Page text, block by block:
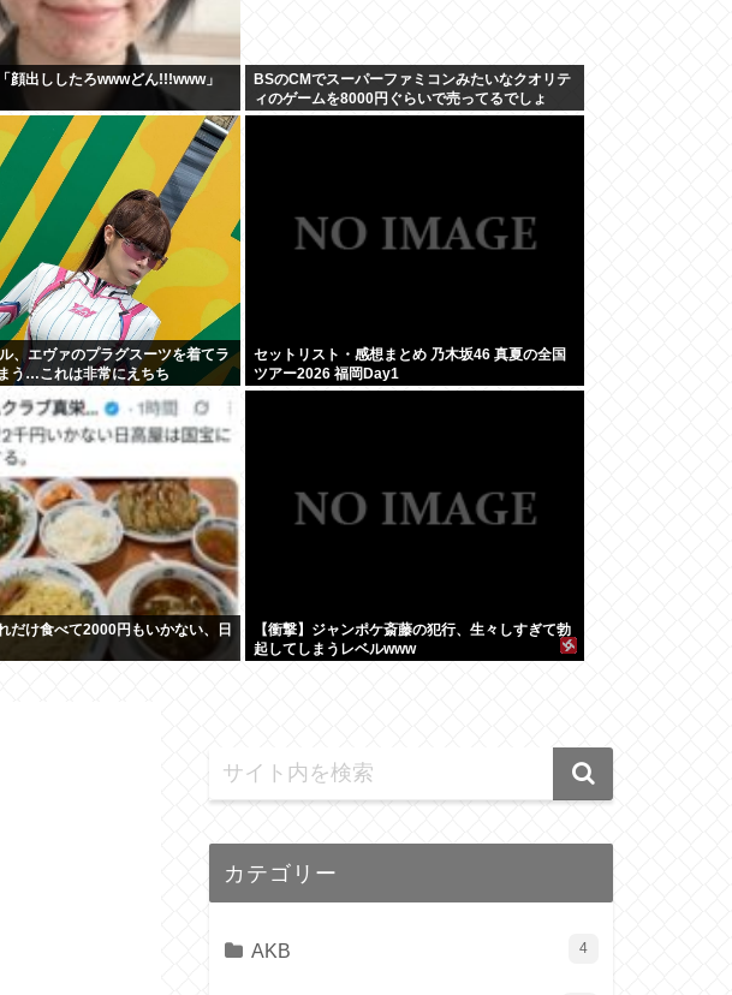
顔出ししたろwwwどん!!!www」
BSのCMでスーパーファミコンみたいなクオリテ
ィのゲームを8000円ぐらいで売ってるでしょ
、エヴァのプラグスーツを着てラ
う…これは非常にえちち
セットリスト・感想まとめ 乃木坂46 真夏の全国
ツアー2026 福岡Day1
だけ食べて2000円もいかない、日
【衝撃】ジャンポケ斎藤の犯行、生々しすぎて勃
起してしまうレベルwww
カテゴリー
AKB 4